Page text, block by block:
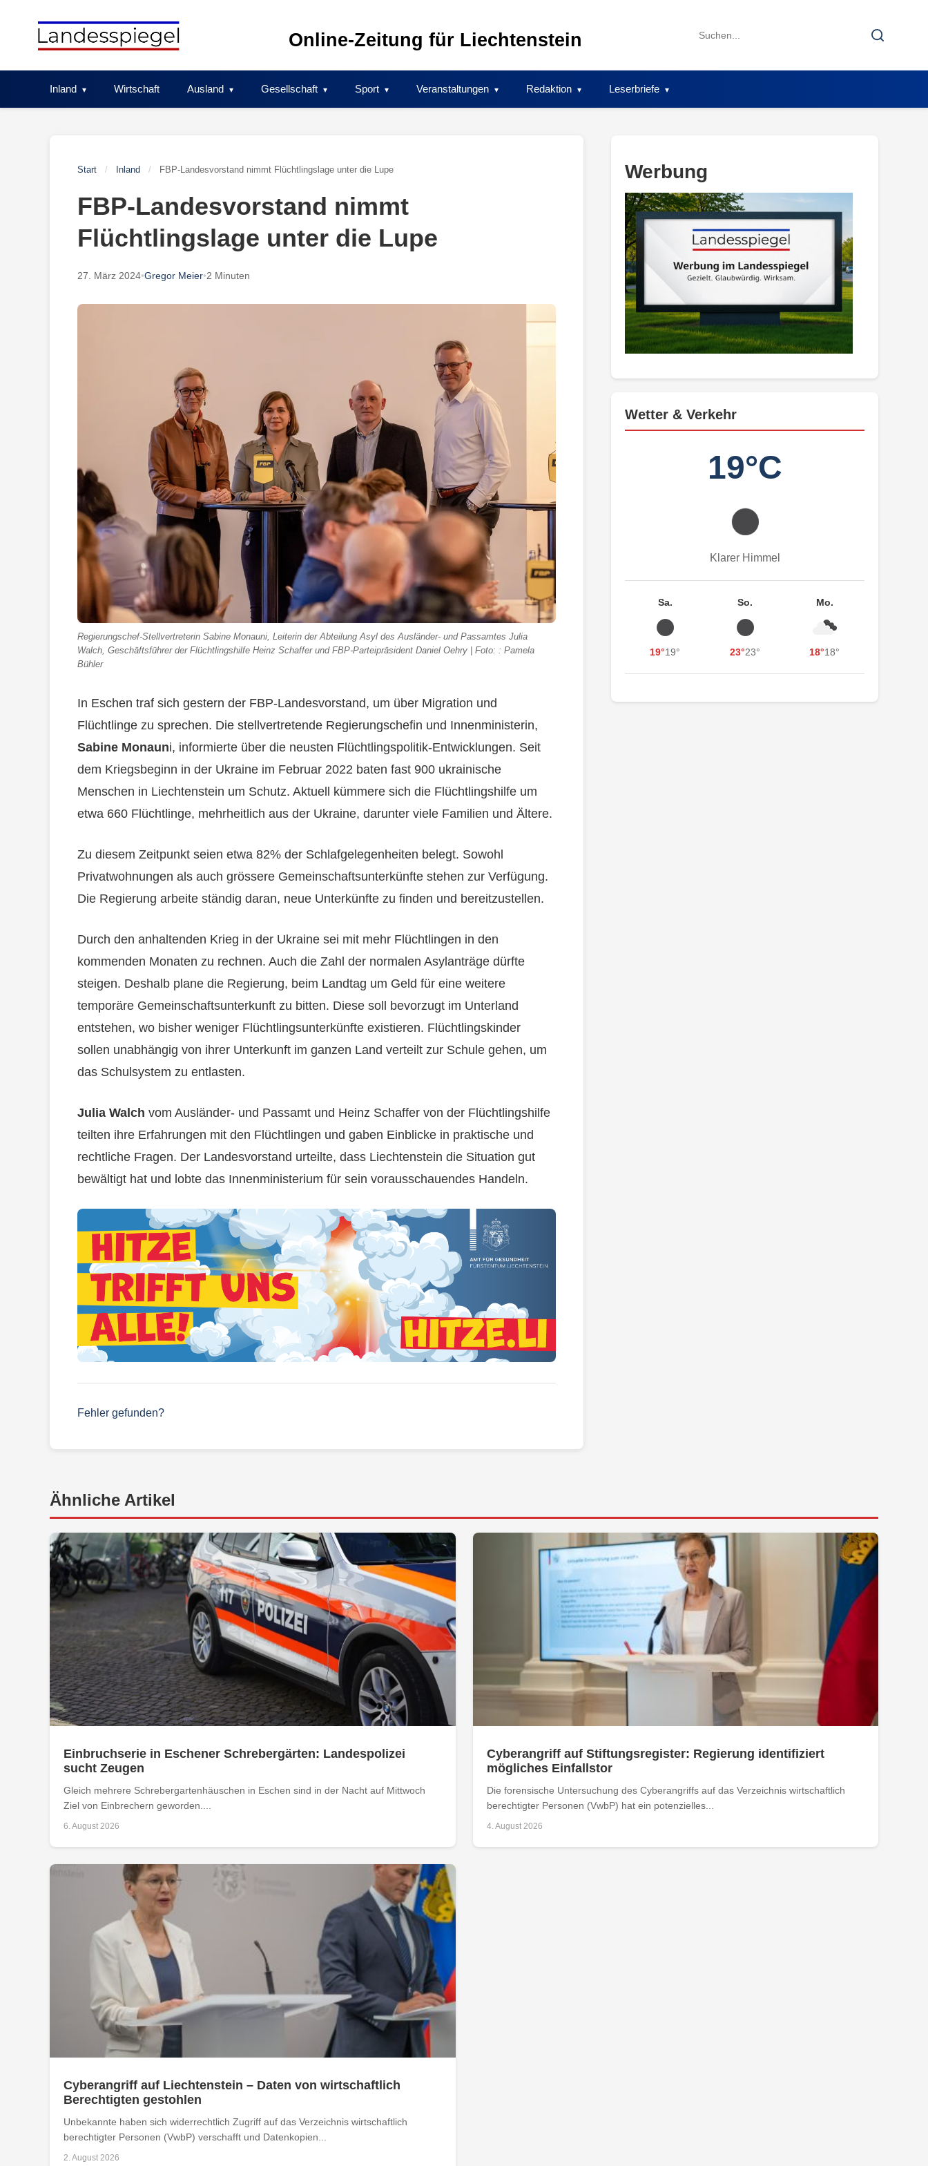
Online-Zeitung für Liechtenstein
Search
Search
Inland Wirtschaft Ausland Gesellschaft Sport Veranstaltungen Redaktion Leserbriefe
Start / Inland / FBP-Landesvorstand nimmt Flüchtlingslage unter die Lupe
FBP-Landesvorstand nimmt
Flüchtlingslage unter die Lupe
27. März 2024•Gregor Meier•2 Minuten
Regierungschef-Stellvertreterin Sabine Monauni, Leiterin der Abteilung Asyl des Ausländer- und Passamtes Julia
Walch, Geschäftsführer der Flüchtlingshilfe Heinz Schaffer und FBP-Parteipräsident Daniel Oehry | Foto: : Pamela
Bühler
In Eschen traf sich gestern der FBP-Landesvorstand, um über Migration und
Flüchtlinge zu sprechen. Die stellvertretende Regierungschefin und Innenministerin,
Sabine Monauni, informierte über die neusten Flüchtlingspolitik-Entwicklungen. Seit
dem Kriegsbeginn in der Ukraine im Februar 2022 baten fast 900 ukrainische
Menschen in Liechtenstein um Schutz. Aktuell kümmere sich die Flüchtlingshilfe um
etwa 660 Flüchtlinge, mehrheitlich aus der Ukraine, darunter viele Familien und Ältere.
Zu diesem Zeitpunkt seien etwa 82% der Schlafgelegenheiten belegt. Sowohl
Privatwohnungen als auch grössere Gemeinschaftsunterkünfte stehen zur Verfügung.
Die Regierung arbeite ständig daran, neue Unterkünfte zu finden und bereitzustellen.
Durch den anhaltenden Krieg in der Ukraine sei mit mehr Flüchtlingen in den
kommenden Monaten zu rechnen. Auch die Zahl der normalen Asylanträge dürfte
steigen. Deshalb plane die Regierung, beim Landtag um Geld für eine weitere
temporäre Gemeinschaftsunterkunft zu bitten. Diese soll bevorzugt im Unterland
entstehen, wo bisher weniger Flüchtlingsunterkünfte existieren. Flüchtlingskinder
sollen unabhängig von ihrer Unterkunft im ganzen Land verteilt zur Schule gehen, um
das Schulsystem zu entlasten.
Julia Walch vom Ausländer- und Passamt und Heinz Schaffer von der Flüchtlingshilfe
teilten ihre Erfahrungen mit den Flüchtlingen und gaben Einblicke in praktische und
rechtliche Fragen. Der Landesvorstand urteilte, dass Liechtenstein die Situation gut
bewältigt hat und lobte das Innenministerium für sein vorausschauendes Handeln.
Fehler gefunden?
Werbung
Wetter & Verkehr
19°C
Klarer Himmel
Sa.
19°19°
So.
23°23°
Mo.
18°18°
Ähnliche Artikel
Einbruchserie in Eschener Schrebergärten: Landespolizei
sucht Zeugen
Gleich mehrere Schrebergartenhäuschen in Eschen sind in der Nacht auf Mittwoch
Ziel von Einbrechern geworden....
6. August 2026
Cyberangriff auf Stiftungsregister: Regierung identifiziert
mögliches Einfallstor
Die forensische Untersuchung des Cyberangriffs auf das Verzeichnis wirtschaftlich
berechtigter Personen (VwbP) hat ein potenzielles...
4. August 2026
Cyberangriff auf Liechtenstein – Daten von wirtschaftlich
Berechtigten gestohlen
Unbekannte haben sich widerrechtlich Zugriff auf das Verzeichnis wirtschaftlich
berechtigter Personen (VwbP) verschafft und Datenkopien...
2. August 2026